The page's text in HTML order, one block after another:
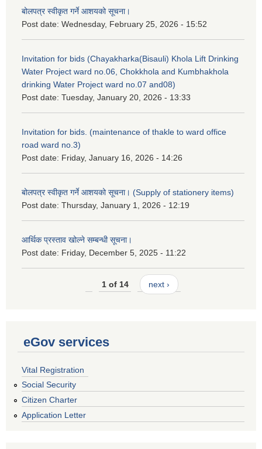
बोलपत्र स्वीकृत गर्ने आशयको सूचना।
Post date: Wednesday, February 25, 2026 - 15:52
Invitation for bids (Chayakharka(Bisauli) Khola Lift Drinking
Water Project ward no.06, Chokkhola and Kumbhakhola
drinking Water Project ward no.07 and08)
Post date: Tuesday, January 20, 2026 - 13:33
Invitation for bids. (maintenance of thakle to ward office
road ward no.3)
Post date: Friday, January 16, 2026 - 14:26
बोलपत्र स्वीकृत गर्ने आशयको सूचना। (Supply of stationery items)
Post date: Thursday, January 1, 2026 - 12:19
आर्थिक प्रस्ताव खोल्ने सम्बन्धी सूचना।
Post date: Friday, December 5, 2025 - 11:22
1 of 14 next ›
eGov services
Vital Registration
Social Security
Citizen Charter
Application Letter